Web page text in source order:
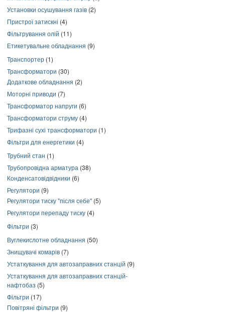
Установки осушування газів (2)
Пристрої затискні (4)
Фільтрування олій (11)
Етикетувальне обладнання (9)
Транспортер (1)
Трансформатори (30)
Додаткове обладнання (2)
Моторні приводи (7)
Трансформатор напруги (6)
Трансформатори струму (4)
Трифазні сухі трансформатори (1)
Фільтри для енергетики (4)
Трубний стан (1)
Трубопровідна арматура (38)
Конденсатовідвідники (6)
Регулятори (9)
Регулятори тиску "після себе" (5)
Регулятори перепаду тиску (4)
Фільтри (3)
Вуглекислотне обладнання (50)
Знищувачі комарів (7)
Устаткування для автозаправних станцій (9)
Устаткування для автозаправних станцій-
нафтобаз (5)
Фільтри (17)
Повітряні фільтри (9)